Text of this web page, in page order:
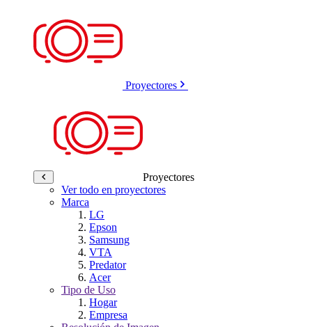
Proyectores
Proyectores
Ver todo en proyectores
Marca
LG
Epson
Samsung
VTA
Predator
Acer
Tipo de Uso
Hogar
Empresa